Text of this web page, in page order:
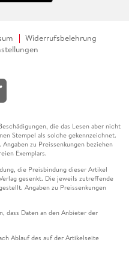
Actioncams und Drohnen
. . . 222
Widerrufsbelehrung
die das Lesen aber nicht
Stempel als solche gekennzeichnet.
zu Preissenkungen beziehen
Exemplars.
die Preisbindung dieser Artikel
gesenkt. Die jeweils zutreffende
Angaben zu Preissenkungen
dass Daten an den Anbieter der
Ablauf des auf der Artikelseite